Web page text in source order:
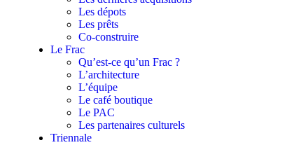
Les dépots
Les prêts
Co-construire
Le Frac
Qu’est-ce qu’un Frac ?
L’architecture
L’équipe
Le café boutique
Le PAC
Les partenaires culturels
Triennale